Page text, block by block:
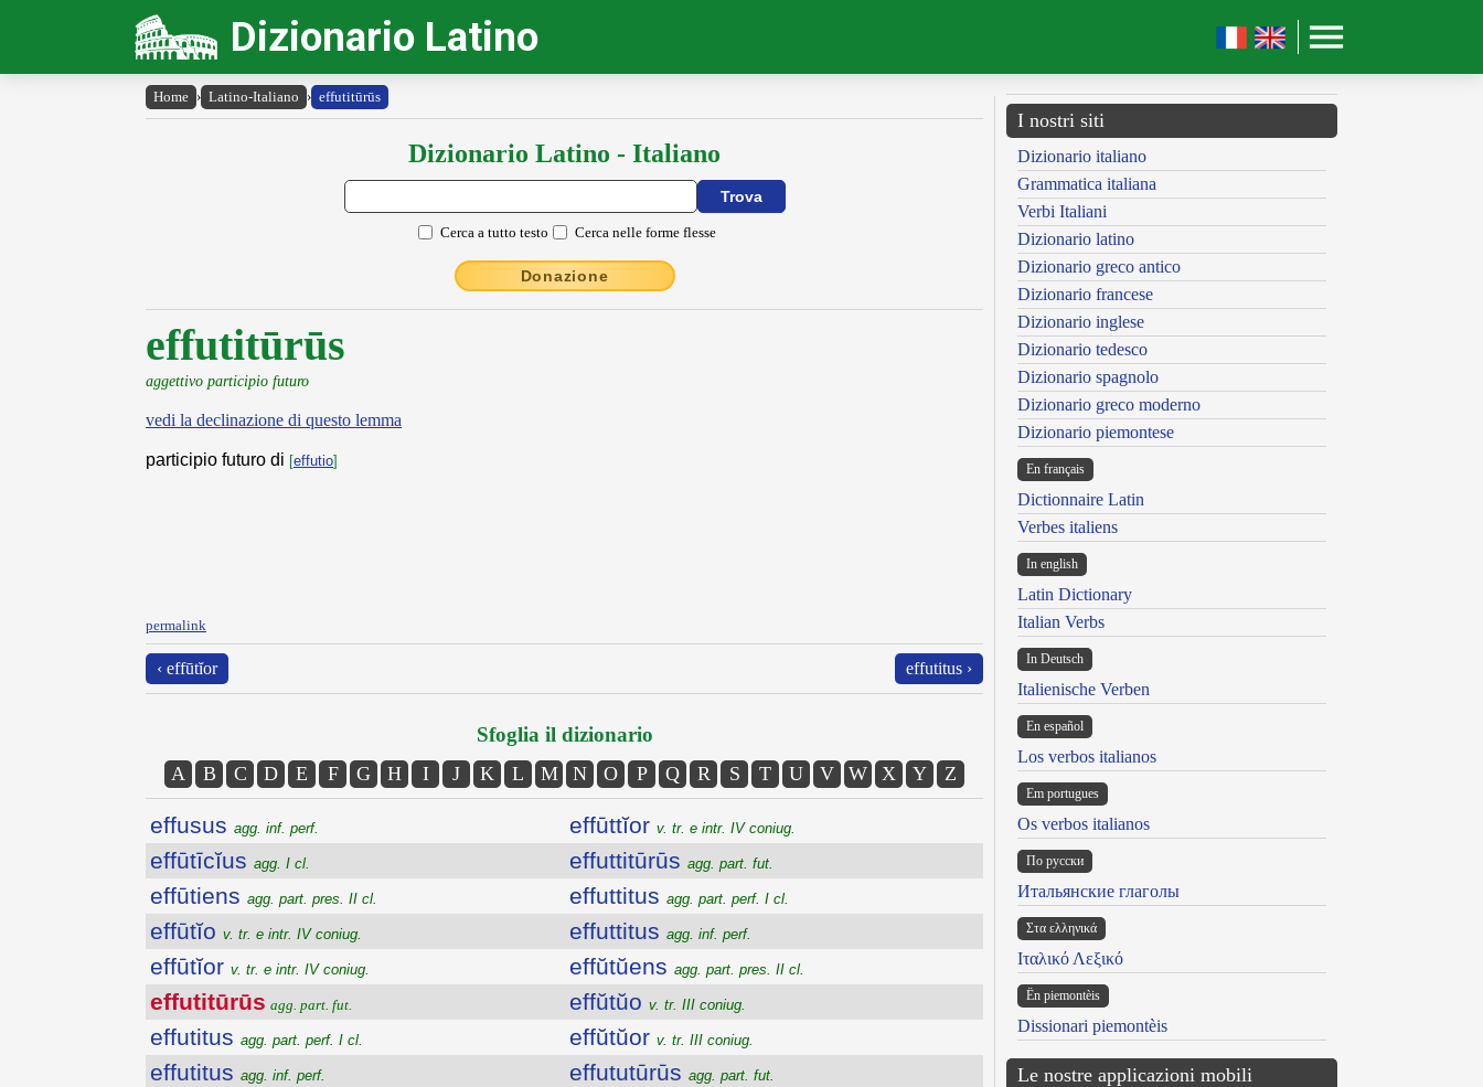
Dizionario Latino
Home › Latino-Italiano › effutitūrūs
Dizionario Latino - Italiano
Cerca a tutto testo Cerca nelle forme flesse
Donazione
effutitūrūs
aggettivo participio futuro
vedi la declinazione di questo lemma
participio futuro di [effutio]
permalink
‹ effūtĭor effutitus ›
Sfoglia il dizionario
A B C D E F G H I J K L M N O P Q R S T U V W X Y Z
effusus agg. inf. perf.
effūtīcĭus agg. I cl.
effūtiens agg. part. pres. II cl.
effūtĭo v. tr. e intr. IV coniug.
effūtĭor v. tr. e intr. IV coniug.
effutitūrūs agg. part. fut.
effutitus agg. part. perf. I cl.
effutitus agg. inf. perf.
effūttĭor v. tr. e intr. IV coniug.
effuttitūrūs agg. part. fut.
effuttitus agg. part. perf. I cl.
effuttitus agg. inf. perf.
effŭtŭens agg. part. pres. II cl.
effŭtŭo v. tr. III coniug.
effŭtŭor v. tr. III coniug.
effututūrūs agg. part. fut.
I nostri siti
Dizionario italiano
Grammatica italiana
Verbi Italiani
Dizionario latino
Dizionario greco antico
Dizionario francese
Dizionario inglese
Dizionario tedesco
Dizionario spagnolo
Dizionario greco moderno
Dizionario piemontese
En français
Dictionnaire Latin
Verbes italiens
In english
Latin Dictionary
Italian Verbs
In Deutsch
Italienische Verben
En español
Los verbos italianos
Em portugues
Os verbos italianos
По русски
Итальянские глаголы
Στα ελληνικά
Ιταλικό Λεξικό
Ën piemontèis
Dissionari piemontèis
Le nostre applicazioni mobili